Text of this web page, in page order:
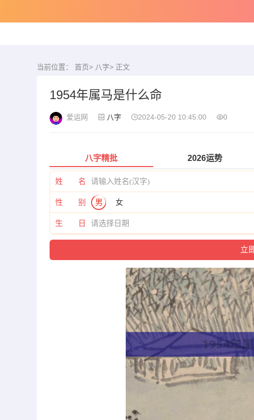
当前位置： 首页> 八字> 正文
1954年属马是什么命
爱运网 八字 2024-05-20 10:45:00 0
八字精批 2026运势
姓 名
性 别 男 女
生 日